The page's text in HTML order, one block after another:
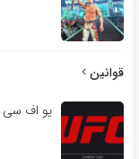
قوانین
یو اف سی UFC؛ معتبرترین پروموشن MMA